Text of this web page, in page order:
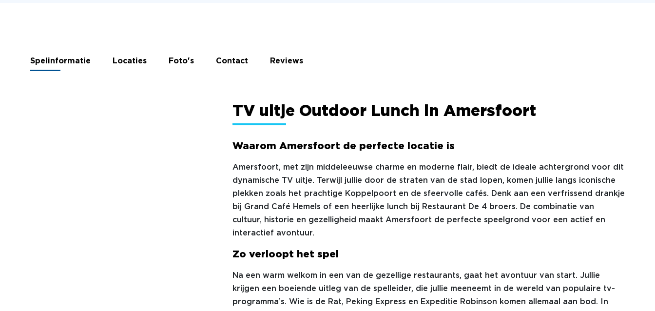
Spelinformatie Locaties Foto's Contact Reviews
TV uitje Outdoor Lunch in Amersfoort
Waarom Amersfoort de perfecte locatie is
Amersfoort, met zijn middeleeuwse charme en moderne flair, biedt de ideale achtergrond voor dit
dynamische TV uitje. Terwijl jullie door de straten van de stad lopen, komen jullie langs iconische
plekken zoals het prachtige Koppelpoort en de sfeervolle cafés. Denk aan een verfrissend drankje
bij Grand Café Hemels of een heerlijke lunch bij Restaurant De 4 broers. De combinatie van
cultuur, historie en gezelligheid maakt Amersfoort de perfecte speelgrond voor een actief en
interactief avontuur.
Zo verloopt het spel
Na een warm welkom in een van de gezellige restaurants, gaat het avontuur van start. Jullie
krijgen een boeiende uitleg van de spelleider, die jullie meeneemt in de wereld van populaire tv-
programma’s. Wie is de Rat, Peking Express en Expeditie Robinson komen allemaal aan bod. In